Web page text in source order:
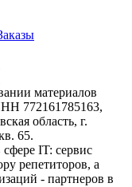
материалов
772161785163,
область, г.
65.
сфере IT: сервис
репетиторов, а
- партнеров в